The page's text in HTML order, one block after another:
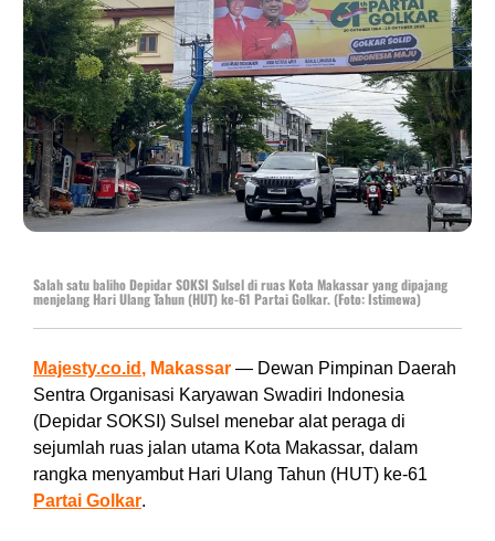
Salah satu baliho Depidar SOKSI Sulsel di ruas Kota Makassar yang dipajang
menjelang Hari Ulang Tahun (HUT) ke-61 Partai Golkar. (Foto: Istimewa)
Majesty.co.id , Makassar — Dewan Pimpinan Daerah
Sentra Organisasi Karyawan Swadiri Indonesia
(Depidar SOKSI) Sulsel menebar alat peraga di
sejumlah ruas jalan utama Kota Makassar, dalam
rangka menyambut Hari Ulang Tahun (HUT) ke-61
Partai Golkar.